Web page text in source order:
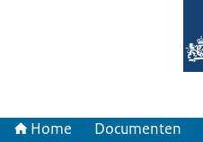
Home Documenten